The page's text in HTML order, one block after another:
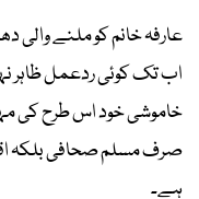
عارفہ خانم کو ملنے والی
اب تک کوئی ردعمل ظاہر
خاموشی خود اس طرح کی
صرف مسلم صحافی بلکہ
ہے۔